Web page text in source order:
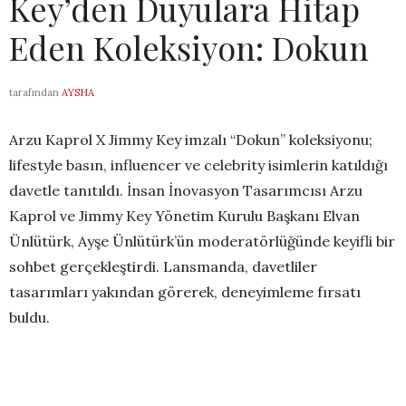
Eden Koleksiyon: Dokun
tarafından AYSHA
Arzu Kaprol X Jimmy Key imzalı “Dokun” koleksiyonu;
lifestyle basın, influencer ve celebrity isimlerin katıldığı
davetle tanıtıldı. İnsan İnovasyon Tasarımcısı Arzu
Kaprol ve Jimmy Key Yönetim Kurulu Başkanı Elvan
Ünlütürk, Ayşe Ünlütürk’ün moderatörlüğünde keyifli bir
sohbet gerçekleştirdi. Lansmanda, davetliler
tasarımları yakından görerek, deneyimleme fırsatı
buldu.